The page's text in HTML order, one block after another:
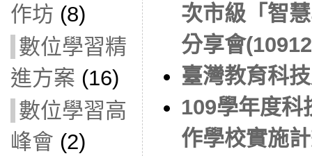
作坊 (8)
數位學習精
進方案 (16)
數位學習高
峰會 (2)
次市級「智
分享會
臺灣教育科
109學年度科
作學校實施